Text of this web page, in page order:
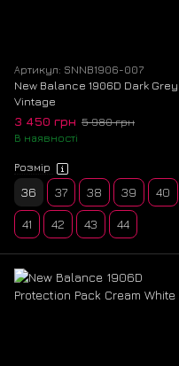
Артикул: SNNB1906-007
New Balance 1906D Dark Grey
Vintage
3 450 грн 5 980 грн
В наявності
Розмір
36 37 38 39 40
41 42 43 44